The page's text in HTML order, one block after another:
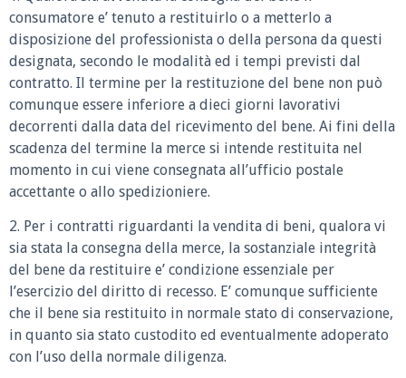
consumatore e’ tenuto a restituirlo o a metterlo a
disposizione del professionista o della persona da questi
designata, secondo le modalità ed i tempi previsti dal
contratto. Il termine per la restituzione del bene non può
comunque essere inferiore a dieci giorni lavorativi
decorrenti dalla data del ricevimento del bene. Ai fini della
scadenza del termine la merce si intende restituita nel
momento in cui viene consegnata all’ufficio postale
accettante o allo spedizioniere.
2. Per i contratti riguardanti la vendita di beni, qualora vi
sia stata la consegna della merce, la sostanziale integrità
del bene da restituire e’ condizione essenziale per
l’esercizio del diritto di recesso. E’ comunque sufficiente
che il bene sia restituito in normale stato di conservazione,
in quanto sia stato custodito ed eventualmente adoperato
con l’uso della normale diligenza.